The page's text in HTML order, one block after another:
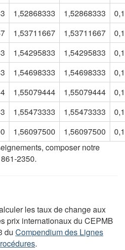
1,52868333 1,52868333
1,53711667 1,53711667
1,54295833 1,54295833
1,54698333 1,54698333
1,55079444 1,55079444
1,55473333 1,55473333
1,56097500 1,56097500
composer notre
2350.
les taux de change aux
prix internationaux du CEPMB
du Compendium des Lignes
.